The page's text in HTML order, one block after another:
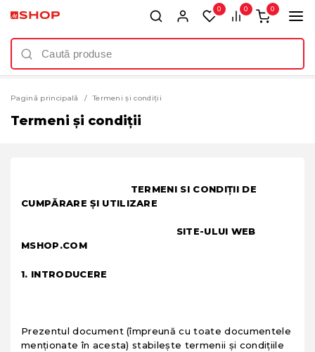
0 0 0
Pagină principală Termeni și condiții
Termeni și condiții
TERMENI SI CONDIŢII DE
CUMPĂRARE ŞI UTILIZARE
SITE-ULUI WEB
MSHOP.COM
1. INTRODUCERE
Prezentul document (împreună cu toate documentele
menţionate în acesta) stabileşte termenii şi condiţiile